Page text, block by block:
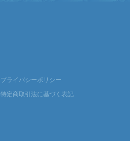
プライバシーポリシー
特定商取引法に基づく表記